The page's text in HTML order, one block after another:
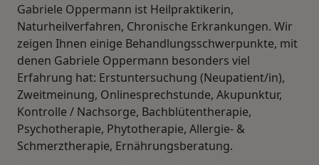
Gabriele Oppermann ist Heilpraktikerin,
Naturheilverfahren, Chronische Erkrankungen. Wir
zeigen Ihnen einige Behandlungsschwerpunkte, mit
denen Gabriele Oppermann besonders viel
Erfahrung hat: Erstuntersuchung (Neupatient/in),
Zweitmeinung, Onlinesprechstunde, Akupunktur,
Kontrolle / Nachsorge, Bachblütentherapie,
Psychotherapie, Phytotherapie, Allergie- &
Schmerztherapie, Ernährungsberatung.